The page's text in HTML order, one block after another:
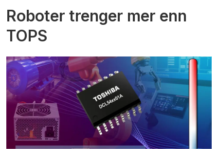
Roboter trenger mer enn
TOPS